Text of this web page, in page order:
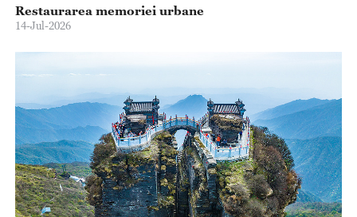
Restaurarea memoriei urbane
14-Jul-2026